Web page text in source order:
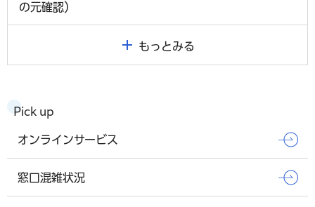
の元確認）
もっとみる
Pick up
オンラインサービス
窓口混雑状況